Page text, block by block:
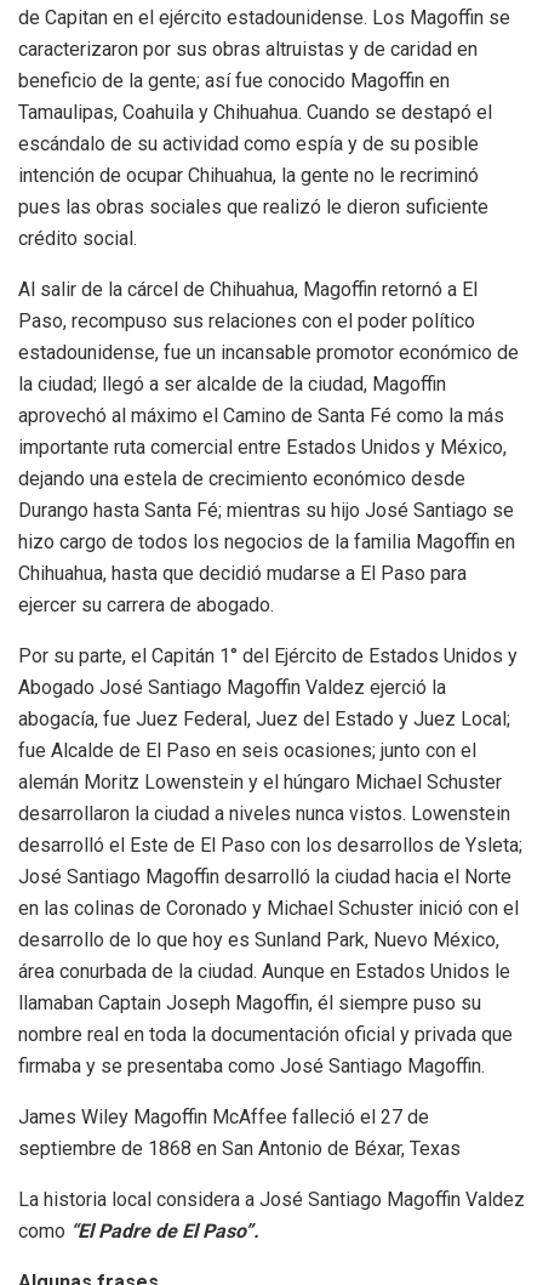
de Capitan en el ejército estadounidense. Los Magoffin se
caracterizaron por sus obras altruistas y de caridad en
beneficio de la gente; así fue conocido Magoffin en
Tamaulipas, Coahuila y Chihuahua. Cuando se destapó el
escándalo de su actividad como espía y de su posible
intención de ocupar Chihuahua, la gente no le recriminó
pues las obras sociales que realizó le dieron suficiente
crédito social.
Al salir de la cárcel de Chihuahua, Magoffin retornó a El
Paso, recompuso sus relaciones con el poder político
estadounidense, fue un incansable promotor económico de
la ciudad; llegó a ser alcalde de la ciudad, Magoffin
aprovechó al máximo el Camino de Santa Fé como la más
importante ruta comercial entre Estados Unidos y México,
dejando una estela de crecimiento económico desde
Durango hasta Santa Fé; mientras su hijo José Santiago se
hizo cargo de todos los negocios de la familia Magoffin en
Chihuahua, hasta que decidió mudarse a El Paso para
ejercer su carrera de abogado.
Por su parte, el Capitán 1° del Ejército de Estados Unidos y
Abogado José Santiago Magoffin Valdez ejerció la
abogacía, fue Juez Federal, Juez del Estado y Juez Local;
fue Alcalde de El Paso en seis ocasiones; junto con el
alemán Moritz Lowenstein y el húngaro Michael Schuster
desarrollaron la ciudad a niveles nunca vistos. Lowenstein
desarrolló el Este de El Paso con los desarrollos de Ysleta;
José Santiago Magoffin desarrolló la ciudad hacia el Norte
en las colinas de Coronado y Michael Schuster inició con el
desarrollo de lo que hoy es Sunland Park, Nuevo México,
área conurbada de la ciudad. Aunque en Estados Unidos le
llamaban Captain Joseph Magoffin, él siempre puso su
nombre real en toda la documentación oficial y privada que
firmaba y se presentaba como José Santiago Magoffin.
James Wiley Magoffin McAffee falleció el 27 de
septiembre de 1868 en San Antonio de Béxar, Texas
La historia local considera a José Santiago Magoffin Valdez
como “El Padre de El Paso”.